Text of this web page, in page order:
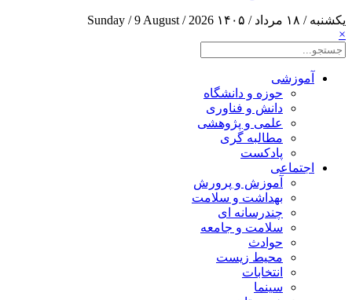
یکشنبه / ۱۸ مرداد / ۱۴۰۵
Sunday / 9 August / 2026
×
آموزشی
حوزه و دانشگاه
دانش و فناوری
علمی و پژوهشی
مطالبه گری
پادکست
اجتماعی
آموزش و پرورش
بهداشت و سلامت
چندرسانه ای
سلامت و جامعه
حوادث
محیط زیست
انتخابات
سینما